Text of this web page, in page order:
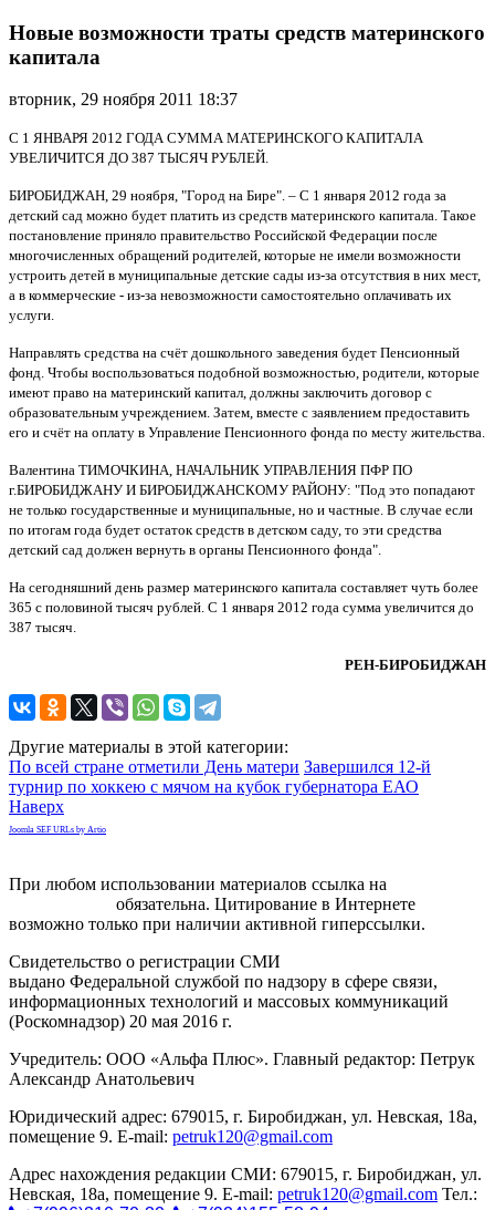
возможности
средств
капитала
Новые возможности траты средств материнского
капитала
вторник, 29 ноября 2011 18:37
С 1 ЯНВАРЯ 2012 ГОДА СУММА МАТЕРИНСКОГО КАПИТАЛА
УВЕЛИЧИТСЯ ДО 387 ТЫСЯЧ РУБЛЕЙ.
БИРОБИДЖАН, 29 ноября, "Город на Бире". – С 1 января 2012 года за
детский сад можно будет платить из средств материнского капитала. Такое
постановление приняло правительство Российской Федерации после
многочисленных обращений родителей, которые не имели возможности
устроить детей в муниципальные детские сады из-за отсутствия в них мест,
а в коммерческие - из-за невозможности самостоятельно оплачивать их
услуги.
Направлять средства на счёт дошкольного заведения будет Пенсионный
фонд. Чтобы воспользоваться подобной возможностью, родители, которые
имеют право на материнский капитал, должны заключить договор с
образовательным учреждением. Затем, вместе с заявлением предоставить
его и счёт на оплату в Управление Пенсионного фонда по месту жительства.
Валентина ТИМОЧКИНА, НАЧАЛЬНИК УПРАВЛЕНИЯ ПФР ПО
г.БИРОБИДЖАНУ И БИРОБИДЖАНСКОМУ РАЙОНУ: "Под это попадают
не только государственные и муниципальные, но и частные. В случае если
по итогам года будет остаток средств в детском саду, то эти средства
детский сад должен вернуть в органы Пенсионного фонда".
На сегодняшний день размер материнского капитала составляет чуть более
365 с половиной тысяч рублей. С 1 января 2012 года сумма увеличится до
387 тысяч.
РЕН-БИРОБИДЖАН
Другие материалы в этой категории:
По всей стране отметили День матери Завершился 12-й
турнир по хоккею с мячом на кубок губернатора ЕАО
Наверх
Joomla SEF URLs by Artio
При любом использовании материалов ссылка на
обязательна. Цитирование в Интернете
возможно только при наличии активной гиперссылки.
Свидетельство о регистрации СМИ
выдано Федеральной службой по надзору в сфере связи,
информационных технологий и массовых коммуникаций
(Роскомнадзор) 20 мая 2016 г.
Учредитель: ООО «Альфа Плюс». Главный редактор: Петрук
Александр Анатольевич
Юридический адрес: 679015, г. Биробиджан, ул. Невская, 18а,
помещение 9. E-mail: petruk120@gmail.com
Адрес нахождения редакции СМИ: 679015, г. Биробиджан, ул.
Невская, 18а, помещение 9. E-mail: petruk120@gmail.com Тел.: